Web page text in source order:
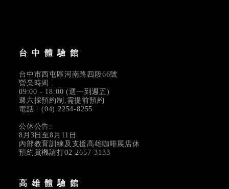
台中體驗館
台中市西屯區河南路四段66號
營業時間 :
09:00 - 18:00 (週一到週五)
週六採預約制,需提前預約
電話 : (04) 2254-8255
公休公告:
8月3日至8月11日
內部教育訓練及支援高雄咖啡展店休
預約賞機請打02-2657-3133
高雄體驗館